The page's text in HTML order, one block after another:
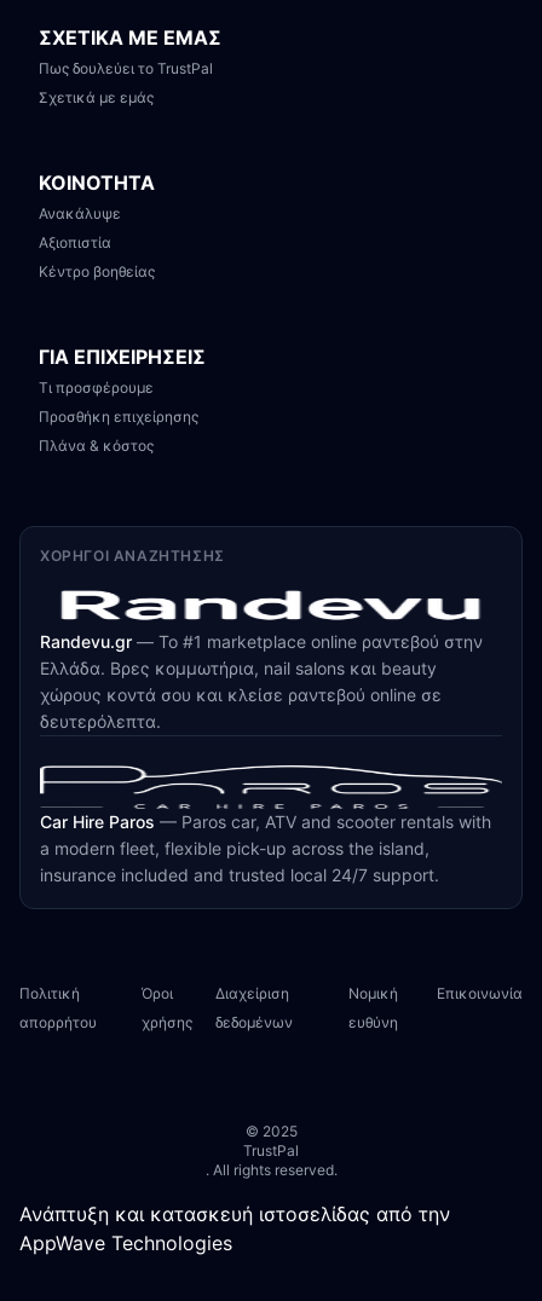
ΣΧΕΤΙΚΑ ΜΕ ΕΜΑΣ
Πως δουλεύει το TrustPal
Σχετικά με εμάς
ΚΟΙΝΟΤΗΤΑ
Ανακάλυψε
Αξιοπιστία
Κέντρο βοηθείας
ΓΙΑ ΕΠΙΧΕΙΡΗΣΕΙΣ
Τι προσφέρουμε
Προσθήκη επιχείρησης
Πλάνα & κόστος
ΧΟΡΗΓΟΊ ΑΝΑΖΉΤΗΣΗΣ
Randevu.gr — Το #1 marketplace online ραντεβού στην
Ελλάδα. Βρες κομμωτήρια, nail salons και beauty
χώρους κοντά σου και κλείσε ραντεβού online σε
δευτερόλεπτα.
Car Hire Paros — Paros car, ATV and scooter rentals with
a modern fleet, flexible pick-up across the island,
insurance included and trusted local 24/7 support.
Πολιτική
απορρήτου
Όροι
χρήσης
Διαχείριση
δεδομένων
Νομική
ευθύνη
Επικοινωνία
© 2025
TrustPal
. All rights reserved.
Ανάπτυξη και κατασκευή ιστοσελίδας από την
AppWave Technologies